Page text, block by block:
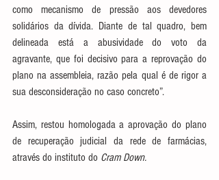
como mecanismo de pressão aos devedores
solidários da dívida. Diante de tal quadro, bem
delineada está a abusividade do voto da
agravante, que foi decisivo para a reprovação do
plano na assembleia, razão pela qual é de rigor a
sua desconsideração no caso concreto”.
Assim, restou homologada a aprovação do plano
de recuperação judicial da rede de farmácias,
através do instituto do Cram Down.